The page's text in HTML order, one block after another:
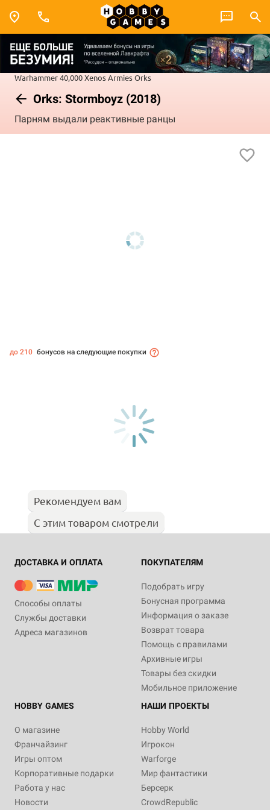
Warhammer 40,000Xenos ArmiesOrks
Orks: Stormboyz (2018)
Парням выдали реактивные ранцы
до 210 бонусов на следующие покупки
Рекомендуем вам
С этим товаром смотрели
ДОСТАВКА И ОПЛАТА
Способы оплаты
Службы доставки
Адреса магазинов
ПОКУПАТЕЛЯМ
Подобрать игру
Бонусная программа
Информация о заказе
Возврат товара
Помощь с правилами
Архивные игры
Товары без скидки
Мобильное приложение
HOBBY GAMES
О магазине
Франчайзинг
Игры оптом
Корпоративные подарки
Работа у нас
Новости
НАШИ ПРОЕКТЫ
Hobby World
Игрокон
Warforge
Мир фантастики
Берсерк
CrowdRepublic